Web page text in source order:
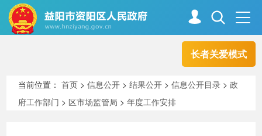
长者关爱模式
走进资阳
当前位置：首页 >信息公开 >结果公开 >信息公开目录 >政
府工作部门 > 区市场监管局 >年度工作安排